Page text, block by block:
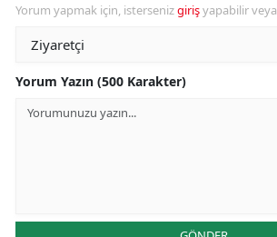
Yorum yapmak için, istersenizgirişyapabilir veya
Yorum Yazın (500 Karakter)